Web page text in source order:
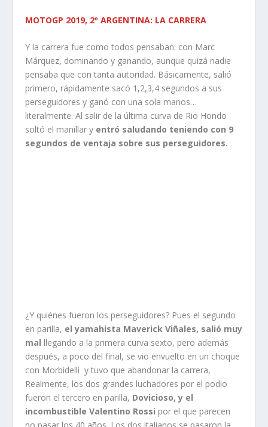
MOTOGP 2019, 2º ARGENTINA: LA CARRERA
Y la carrera fue como todos pensaban: con Marc
Márquez, dominando y ganando, aunque quizá nadie
pensaba que con tanta autoridad. Básicamente, salió
primero, rápidamente sacó 1,2,3,4 segundos a sus
perseguidores y ganó con una sola manos…
literalmente. Al salir de la última curva de Rio Hondo
soltó el manillar y entró saludando teniendo con 9
segundos de ventaja sobre sus perseguidores.
¿Y quiénes fueron los perseguidores? Pues el segundo
en parilla, el yamahista Maverick Viñales, salió muy
mal llegando a la primera curva sexto, pero además
después, a poco del final, se vio envuelto en un choque
con Morbidelli y tuvo que abandonar la carrera,
Realmente, los dos grandes luchadores por el podio
fueron el tercero en parilla, Dovicioso, y el
incombustible Valentino Rossi por el que parecen